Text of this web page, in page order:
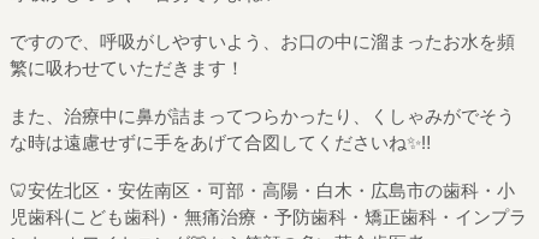
ですので、呼吸がしやすいよう、お口の中に溜まったお水を頻
繁に吸わせていただきます！
また、治療中に鼻が詰まってつらかったり、くしゃみがでそう
な時は遠慮せずに手をあげて合図してくださいね✨‼︎
🦷安佐北区・安佐南区・可部・高陽・白木・広島市の歯科・小
児歯科(こども歯科) ・無痛治療・予防歯科・矯正歯科・インプラ